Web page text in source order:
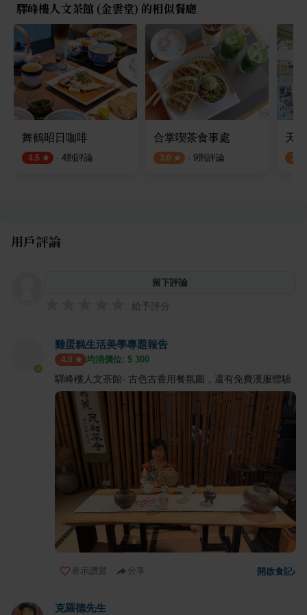
驛峰樓人文茶館 (金雲堂) 的相似餐廳
舞鶴昭日咖啡
4.5 · 4則評論
合掌喫茶食事處
3.0 · 9則評論
天
3.0
用戶評論
留下評論
給予評分
雞蛋糕生活美學專題報告
4.0 均消價位: $ 300
驛峰樓人文茶館- 古色古香用餐氛圍，還有免費漢服體驗
表示讚賞 分享 開啟食記›
克羅德先生